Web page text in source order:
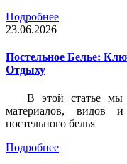
Подробнее
23.06.2026
Постельное Белье:
Отдыху
В этой статье мы
материалов, видов
постельного белья
Подробнее